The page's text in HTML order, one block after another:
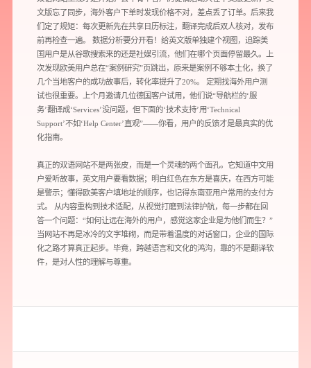
您所提交的信息将严格保密，且不以任何形式透露给任何第三方
文版忘了同步，海外客户下单时发现价格不对，差点丢了订单。后来我
们定了规矩：每次更新先在共享日历标注，翻译完成后双人核对，发布
前再检查一遍。 数据分析要分开看！给英文版单独建个视图，追踪美
国用户是从谷歌搜索来的还是社媒引流，他们在哪个页面停留最久。上
次发现欧美用户总在“案例研究”页跳出，原来是案例不够本土化，换了
几个当地客户的成功故事后，转化率提升了20%。 定期找海外用户测
试也很重要。上个月邀请几位德国客户试用，他们说“导航栏的‘服
务’翻译成‘Services’没问题，但下面的‘技术支持’用‘Technical
Support’不如‘Help Center’直观”——你看，用户的反馈才是最真实的优
化指南。
真正的双语网站不是两张皮，而是一个灵魂的两个面孔。它知道中文用
户爱听故事，英文用户要看数据；明白红色在东方是喜庆，在西方可能
是警示；懂得欧美客户填地址的顺序，也记得东南亚用户常用的支付方
式。 从内容重构到技术适配，从视觉打磨到法律护航，每一步都在回
答一个问题：“如何让远在海外的用户，感觉这家企业是为他们而生？”
当网站不再是冰冷的文字堆砌，而是带着温度的对话窗口，企业的国际
化之路才算真正起步。毕竟，跨越语言和文化的鸿沟，靠的不是翻译软
件，是对人性的理解与尊重。